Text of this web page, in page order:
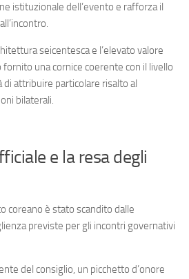
istituzionale dell’evento e rafforza il
seicentesca e l’elevato valore
una cornice coerente con il livello
di attribuire particolare risalto al
bilaterali.
e la resa degli
coreano è stato scandito dalle
previste per gli incontri governativi
del consiglio, un picchetto d’onore